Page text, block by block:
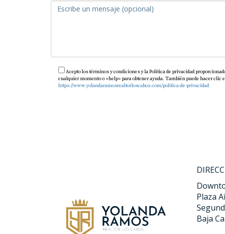
Acepto los términos y condiciones y la Política de privacidad
cualquier momento o «help» para obtener ayuda. También puede hacer
https://www.yolandaramosrealtorloscabos.com/politica-de-privacidad
Plaza
Baja